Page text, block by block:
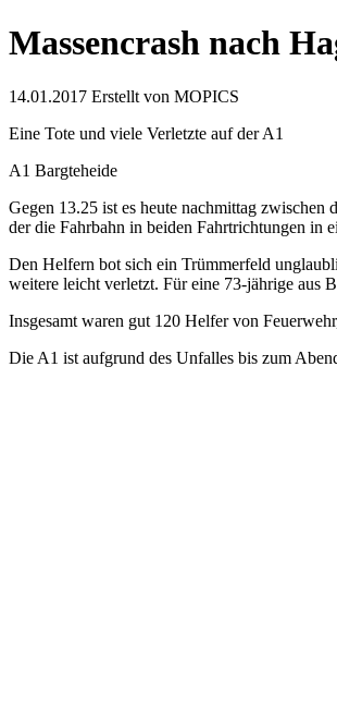
Massencrash nach
14.01.2017 Erstellt von MOPICS
Eine Tote und viele Verletzte auf der A1
A1 Bargteheide
Gegen 13.25 ist es heute nachmittag
der die Fahrbahn in beiden Fahrtrichtungen in
Den Helfern bot sich ein Trümmerfeld
weitere leicht verletzt. Für eine 73-jährige aus
Insgesamt waren gut 120 Helfer von
Die A1 ist aufgrund des Unfalles bis zum